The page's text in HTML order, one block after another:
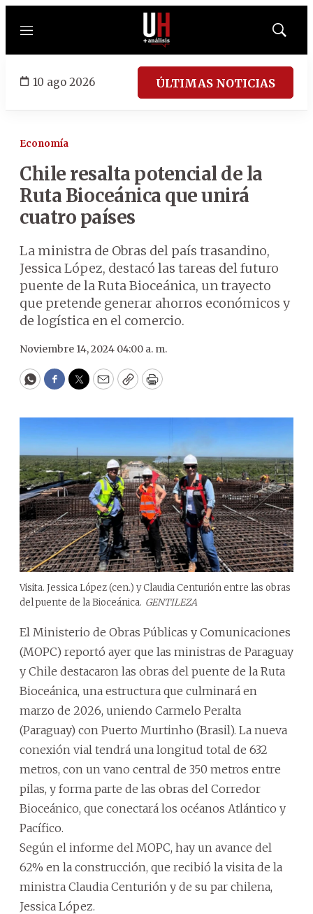
Menú
Mostrar
10 ago 2026 ÚLTIMAS NOTICIAS
Economía
Chile resalta potencial de la
Ruta Bioceánica que unirá
cuatro países
La ministra de Obras del país trasandino,
Jessica López, destacó las tareas del futuro
puente de la Ruta Bioceánica, un trayecto
que pretende generar ahorros económicos y
de logística en el comercio.
Noviembre 14, 2024 04:00 a. m.
WhatsApp
Facebook
Twitter
EmailCopyPrint
Visita. Jessica López (cen.) y Claudia Centurión entre las obras
del puente de la Bioceánica. GENTILEZA
El Ministerio de Obras Públicas y Comunicaciones
(MOPC) reportó ayer que las ministras de Paraguay
y Chile destacaron las obras del puente de la Ruta
Bioceánica, una estructura que culminará en
marzo de 2026, uniendo Carmelo Peralta
(Paraguay) con Puerto Murtinho (Brasil). La nueva
conexión vial tendrá una longitud total de 632
metros, con un vano central de 350 metros entre
pilas, y forma parte de las obras del Corredor
Bioceánico, que conectará los océanos Atlántico y
Pacífico.
Según el informe del MOPC, hay un avance del
62% en la construcción, que recibió la visita de la
ministra Claudia Centurión y de su par chilena,
Jessica López.